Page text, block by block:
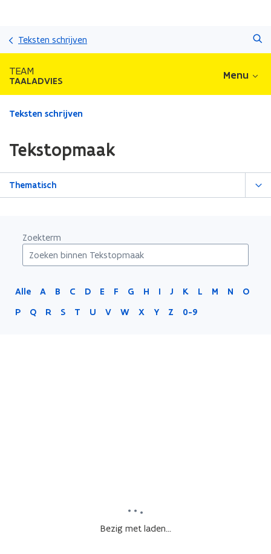
Teksten schrijven
TEAM
TAALADVIES Menu
Gedaan
zich
op:
Tekstopmaak
Teksten schrijven
Tekstopmaak
Thematisch
Zoekterm
Alle A B C D E F G H I J K L M N
O
P
Q R S T U V W X Y Z 0-9
Bezig met laden...